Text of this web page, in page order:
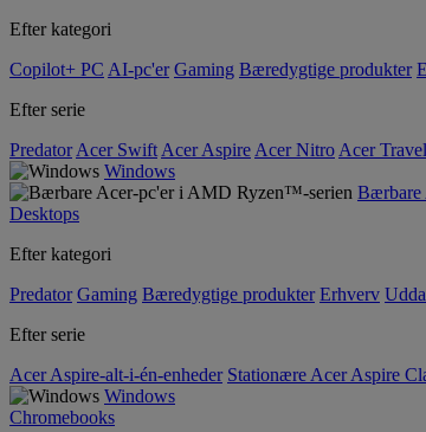
Efter kategori
Copilot+ PC AI-pc'er Gaming Bæredygtige produkter
Efter serie
Predator Acer Swift Acer Aspire Acer Nitro Acer
Windows
Bærbare
Desktops
Efter kategori
Predator Gaming Bæredygtige produkter Erhverv
Efter serie
Acer Aspire-alt-i-én-enheder Stationære Acer Aspire
Windows
Chromebooks